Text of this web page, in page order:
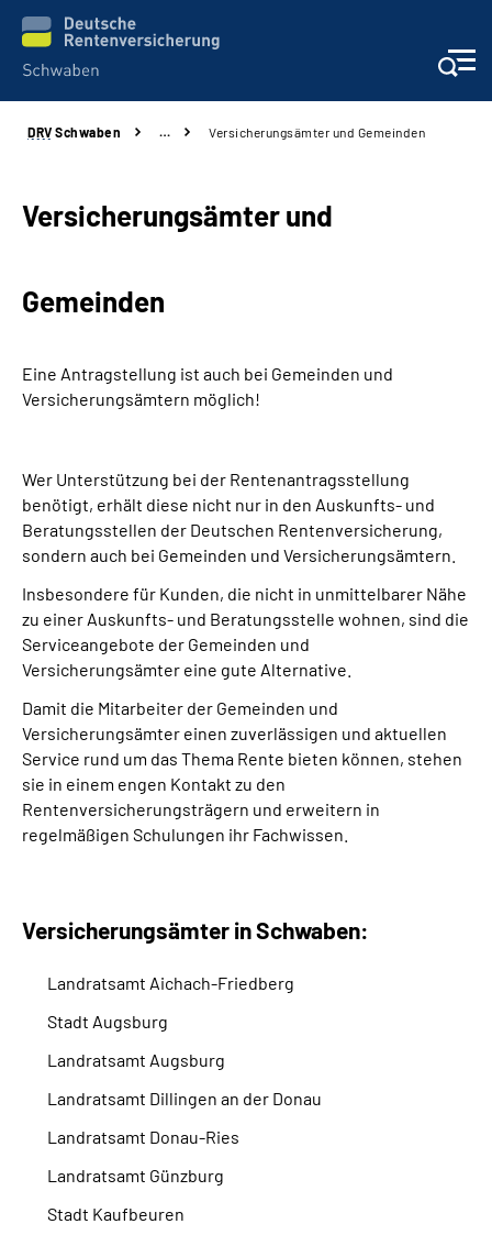
Services
Beratung und Kontakt
Über uns
Inhalte in Gebärdensprache (DGS)
Leichte Sprache
Suche
Mein Kundenportal
DRV Schwaben … Versicherungsämter und Gemeinden
Versicherungsämter und
Gemeinden
Eine Antragstellung ist auch bei Gemeinden und
Versicherungsämtern möglich!
Wer Unterstützung bei der Rentenantragsstellung
benötigt, erhält diese nicht nur in den Auskunfts- und
Beratungsstellen der Deutschen Rentenversicherung,
sondern auch bei Gemeinden und Versicherungsämtern.
Insbesondere für Kunden, die nicht in unmittelbarer Nähe
zu einer Auskunfts- und Beratungsstelle wohnen, sind die
Serviceangebote der Gemeinden und
Versicherungsämter eine gute Alternative.
Damit die Mitarbeiter der Gemeinden und
Versicherungsämter einen zuverlässigen und aktuellen
Service rund um das Thema Rente bieten können, stehen
sie in einem engen Kontakt zu den
Rentenversicherungsträgern und erweitern in
regelmäßigen Schulungen ihr Fachwissen.
Versicherungsämter in Schwaben:
Landratsamt Aichach-Friedberg
Stadt Augsburg
Landratsamt Augsburg
Landratsamt Dillingen an der Donau
Landratsamt Donau-Ries
Landratsamt Günzburg
Stadt Kaufbeuren